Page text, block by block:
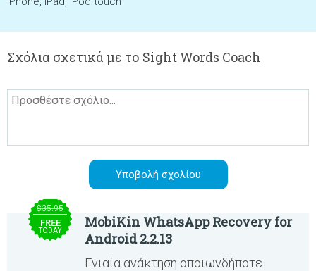
Σχόλια σχετικά με το Sight Words Coach
$35.95
FREE
TODAY
MobiKin WhatsApp Recovery for
Android 2.2.13
Ενιαία ανάκτηση οποιωνδήποτε